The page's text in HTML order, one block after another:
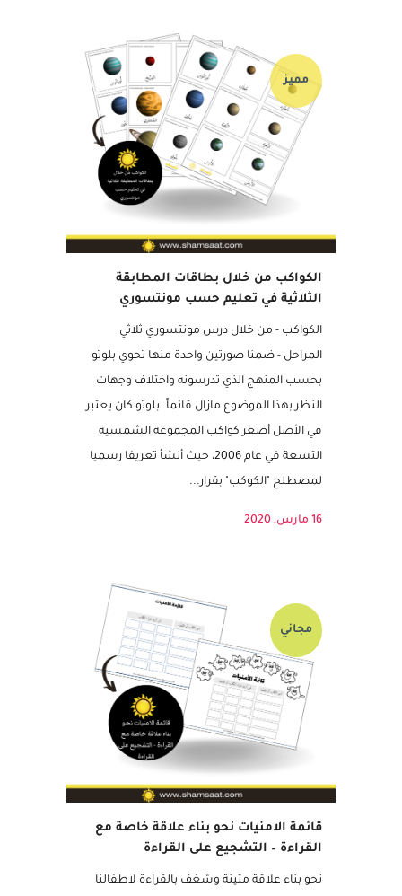
الكواكب من خلال بطاقات المطابقة
الثلاثية في تعليم حسب مونتسوري
مميز
الكواكب - من خلال درس مونتسوري ثلاثي
المراحل - ضمنا صورتين واحدة منها تحوي بلوتو
بحسب المنهج الذي تدرسونه واختلاف وجهات
النظر بهذا الموضوع مازال قائماً. بلوتو كان يعتبر
في الأصل أصغر كواكب المجموعة الشمسية
قائمة الامنيات نحو بناء علاقة خاصة مع
مجاني